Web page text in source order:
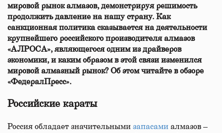
мировой рынок алмазов, демонстрируя решимость
продолжить давление на нашу страну. Как
санкционная политика сказывается на деятельности
крупнейшего российского производителя алмазов
«АЛРОСА», являющегося одним из драйверов
экономики, и каким образом в этой связи изменился
мировой алмазный рынок? Об этом читайте в обзоре
«ФедералПресс».
Российские караты
Россия обладает значительными запасами алмазов –